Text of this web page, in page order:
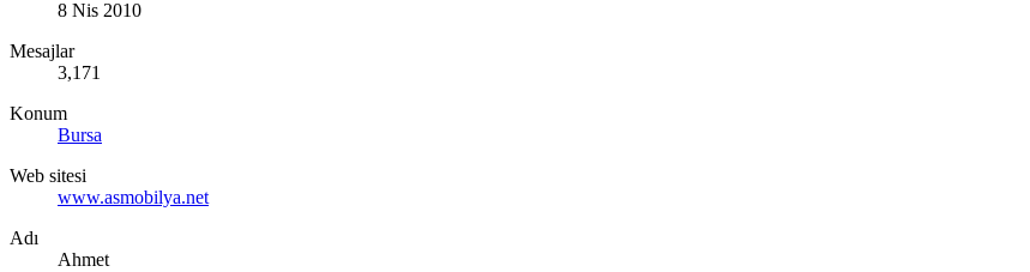
8 Nis 2010
Mesajlar
3,171
Konum
Bursa
Web sitesi
www.asmobilya.net
Adı
Ahmet